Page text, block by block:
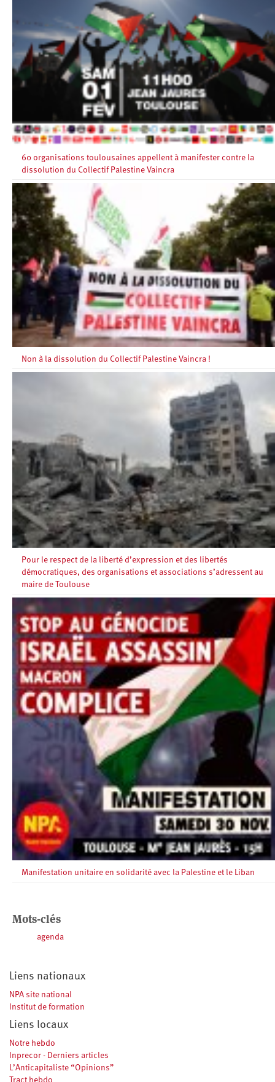
60 organisations toulousaines appellent à manifester contre la
dissolution du Collectif Palestine Vaincra
Non à la dissolution du Collectif Palestine Vaincra !
Pour le respect de la liberté d’expression et des libertés
démocratiques, des organisations et associations s’adressent au
maire de Toulouse
Manifestation unitaire en solidarité avec la Palestine et le Liban
Mots-clés
agenda
Liens nationaux
NPA site national
Institut de formation
Liens locaux
Notre hebdo
Inprecor - Derniers articles
L’Anticapitaliste “Opinions”
Tract hebdo